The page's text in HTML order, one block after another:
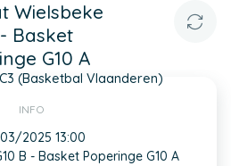
Wielsbeke
Basket
G10 A
(Basketbal Vlaanderen)
INFO
2025 13:00
B - Basket Poperinge G10 A